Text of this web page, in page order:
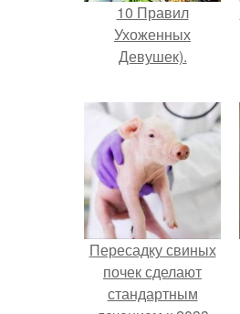
10 Правил
Ухоженных
Девушек).
Пересадку свиных
почек сделают
стандартным